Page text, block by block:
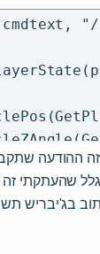
ההודעה
שהעתקתי זה
בג'יבריש